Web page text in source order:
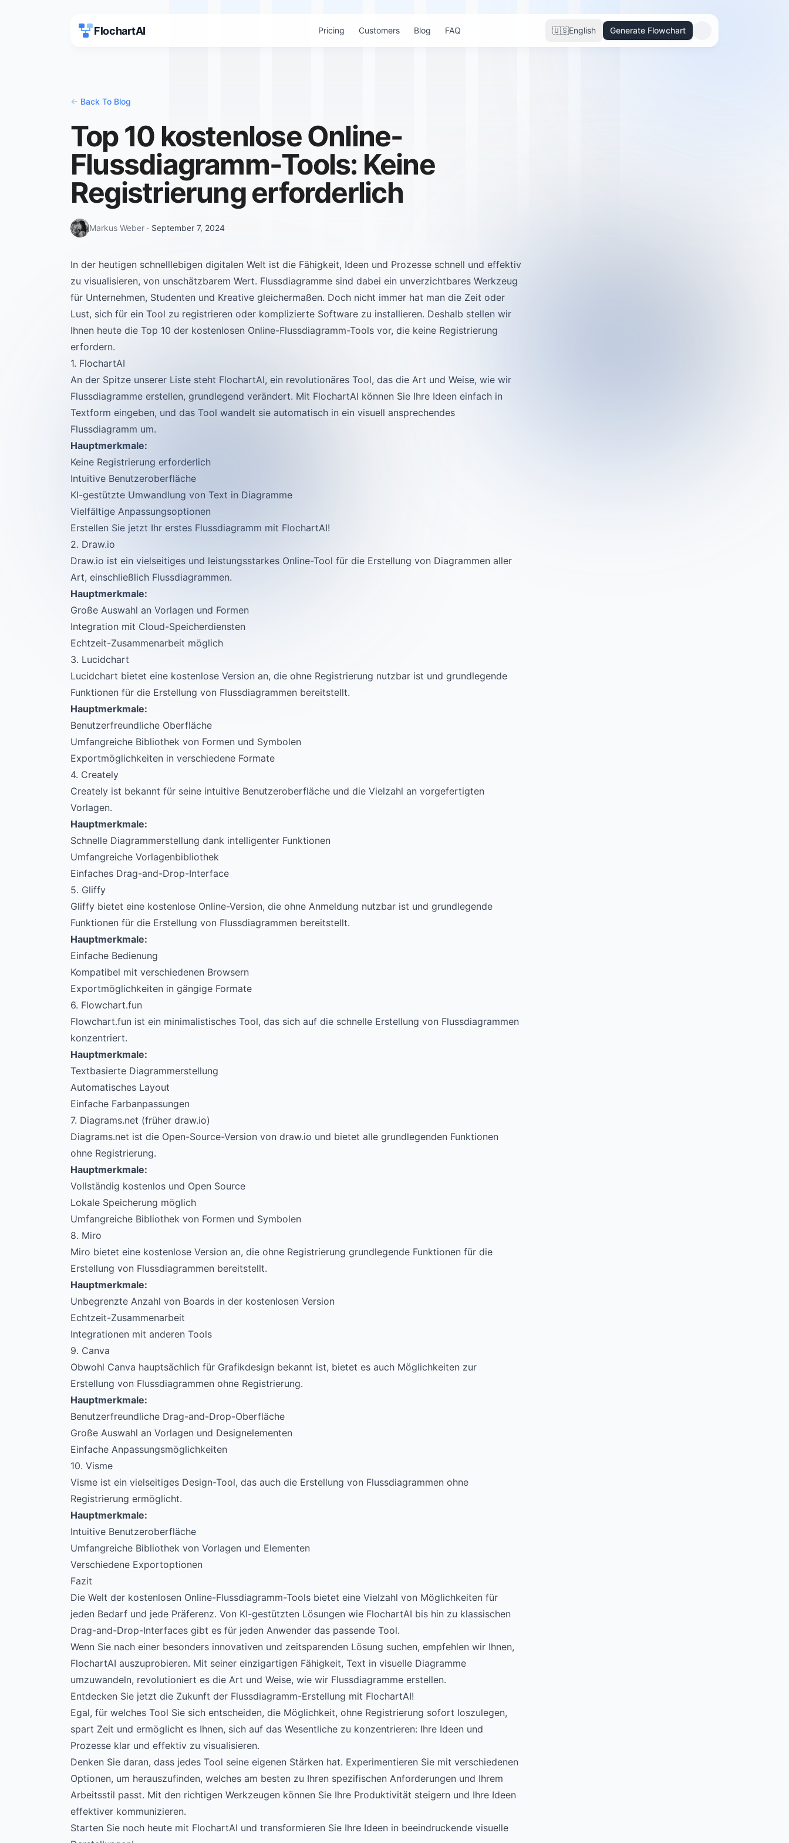
FlochartAI Pricing Customers Blog FAQ 🇺🇸English Generate Flowchart
<- Back To Blog
Top 10 kostenlose Online-
Flussdiagramm-Tools: Keine
Registrierung erforderlich
Markus Weber · September 7, 2024
In der heutigen schnelllebigen digitalen Welt ist die Fähigkeit, Ideen und Prozesse schnell und effektiv
zu visualisieren, von unschätzbarem Wert. Flussdiagramme sind dabei ein unverzichtbares Werkzeug
für Unternehmen, Studenten und Kreative gleichermaßen. Doch nicht immer hat man die Zeit oder
Lust, sich für ein Tool zu registrieren oder komplizierte Software zu installieren. Deshalb stellen wir
Ihnen heute die Top 10 der kostenlosen Online-Flussdiagramm-Tools vor, die keine Registrierung
erfordern.
1. FlochartAI
An der Spitze unserer Liste steht FlochartAI, ein revolutionäres Tool, das die Art und Weise, wie wir
Flussdiagramme erstellen, grundlegend verändert. Mit FlochartAI können Sie Ihre Ideen einfach in
Textform eingeben, und das Tool wandelt sie automatisch in ein visuell ansprechendes
Flussdiagramm um.
Hauptmerkmale:
Keine Registrierung erforderlich
Intuitive Benutzeroberfläche
KI-gestützte Umwandlung von Text in Diagramme
Vielfältige Anpassungsoptionen
Erstellen Sie jetzt Ihr erstes Flussdiagramm mit FlochartAI!
2. Draw.io
Draw.io ist ein vielseitiges und leistungsstarkes Online-Tool für die Erstellung von Diagrammen aller
Art, einschließlich Flussdiagrammen.
Hauptmerkmale:
Große Auswahl an Vorlagen und Formen
Integration mit Cloud-Speicherdiensten
Echtzeit-Zusammenarbeit möglich
3. Lucidchart
Lucidchart bietet eine kostenlose Version an, die ohne Registrierung nutzbar ist und grundlegende
Funktionen für die Erstellung von Flussdiagrammen bereitstellt.
Hauptmerkmale:
Benutzerfreundliche Oberfläche
Umfangreiche Bibliothek von Formen und Symbolen
Exportmöglichkeiten in verschiedene Formate
4. Creately
Creately ist bekannt für seine intuitive Benutzeroberfläche und die Vielzahl an vorgefertigten
Vorlagen.
Hauptmerkmale:
Schnelle Diagrammerstellung dank intelligenter Funktionen
Umfangreiche Vorlagenbibliothek
Einfaches Drag-and-Drop-Interface
5. Gliffy
Gliffy bietet eine kostenlose Online-Version, die ohne Anmeldung nutzbar ist und grundlegende
Funktionen für die Erstellung von Flussdiagrammen bereitstellt.
Hauptmerkmale:
Einfache Bedienung
Kompatibel mit verschiedenen Browsern
Exportmöglichkeiten in gängige Formate
6. Flowchart.fun
Flowchart.fun ist ein minimalistisches Tool, das sich auf die schnelle Erstellung von Flussdiagrammen
konzentriert.
Hauptmerkmale:
Textbasierte Diagrammerstellung
Automatisches Layout
Einfache Farbanpassungen
7. Diagrams.net (früher draw.io)
Diagrams.net ist die Open-Source-Version von draw.io und bietet alle grundlegenden Funktionen
ohne Registrierung.
Hauptmerkmale:
Vollständig kostenlos und Open Source
Lokale Speicherung möglich
Umfangreiche Bibliothek von Formen und Symbolen
8. Miro
Miro bietet eine kostenlose Version an, die ohne Registrierung grundlegende Funktionen für die
Erstellung von Flussdiagrammen bereitstellt.
Hauptmerkmale:
Unbegrenzte Anzahl von Boards in der kostenlosen Version
Echtzeit-Zusammenarbeit
Integrationen mit anderen Tools
9. Canva
Obwohl Canva hauptsächlich für Grafikdesign bekannt ist, bietet es auch Möglichkeiten zur
Erstellung von Flussdiagrammen ohne Registrierung.
Hauptmerkmale:
Benutzerfreundliche Drag-and-Drop-Oberfläche
Große Auswahl an Vorlagen und Designelementen
Einfache Anpassungsmöglichkeiten
10. Visme
Visme ist ein vielseitiges Design-Tool, das auch die Erstellung von Flussdiagrammen ohne
Registrierung ermöglicht.
Hauptmerkmale:
Intuitive Benutzeroberfläche
Umfangreiche Bibliothek von Vorlagen und Elementen
Verschiedene Exportoptionen
Fazit
Die Welt der kostenlosen Online-Flussdiagramm-Tools bietet eine Vielzahl von Möglichkeiten für
jeden Bedarf und jede Präferenz. Von KI-gestützten Lösungen wie FlochartAI bis hin zu klassischen
Drag-and-Drop-Interfaces gibt es für jeden Anwender das passende Tool.
Wenn Sie nach einer besonders innovativen und zeitsparenden Lösung suchen, empfehlen wir Ihnen,
FlochartAI auszuprobieren. Mit seiner einzigartigen Fähigkeit, Text in visuelle Diagramme
umzuwandeln, revolutioniert es die Art und Weise, wie wir Flussdiagramme erstellen.
Entdecken Sie jetzt die Zukunft der Flussdiagramm-Erstellung mit FlochartAI!
Egal, für welches Tool Sie sich entscheiden, die Möglichkeit, ohne Registrierung sofort loszulegen,
spart Zeit und ermöglicht es Ihnen, sich auf das Wesentliche zu konzentrieren: Ihre Ideen und
Prozesse klar und effektiv zu visualisieren.
Denken Sie daran, dass jedes Tool seine eigenen Stärken hat. Experimentieren Sie mit verschiedenen
Optionen, um herauszufinden, welches am besten zu Ihren spezifischen Anforderungen und Ihrem
Arbeitsstil passt. Mit den richtigen Werkzeugen können Sie Ihre Produktivität steigern und Ihre Ideen
effektiver kommunizieren.
Starten Sie noch heute mit FlochartAI und transformieren Sie Ihre Ideen in beeindruckende visuelle